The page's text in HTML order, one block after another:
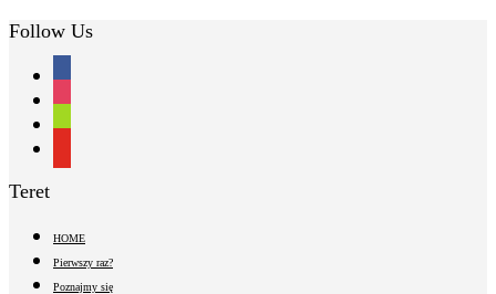
Follow Us
cart
Teret
HOME
Pierwszy raz?
Poznajmy się